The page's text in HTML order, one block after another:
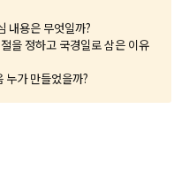
내용은 무엇일까?
을 정하고 국경일로 삼은 이유
누가 만들었을까?